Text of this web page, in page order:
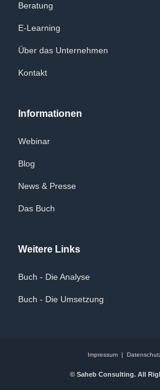
Beratung
E-Learning
Über das Unternehmen
Kontakt
Informationen
Webinar
Blog
News & Presse
Das Buch
Weitere Links
Buch - Die Analyse
Buch - Die Umsetzung
Impressum|
© Saheb Consulting. All